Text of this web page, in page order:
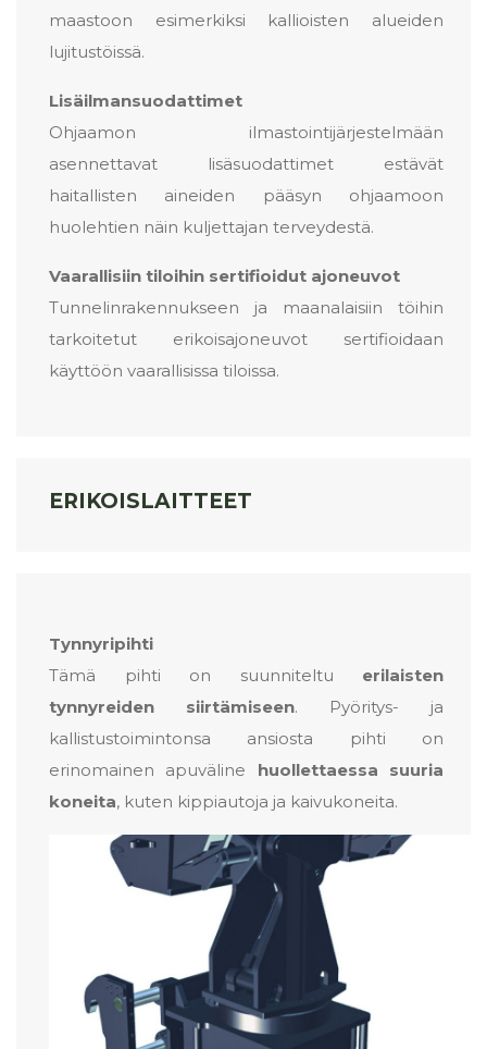
maastoon esimerkiksi kallioisten alueiden
lujitustöissä.
Lisäilmansuodattimet
Ohjaamon ilmastointijärjestelmään
asennettavat lisäsuodattimet estävät
haitallisten aineiden pääsyn ohjaamoon
huolehtien näin kuljettajan terveydestä.
Vaarallisiin tiloihin sertifioidut ajoneuvot
Tunnelinrakennukseen ja maanalaisiin töihin
tarkoitetut erikoisajoneuvot sertifioidaan
käyttöön vaarallisissa tiloissa.
ERIKOISLAITTEET
Tynnyripihti
Tämä pihti on suunniteltu erilaisten
tynnyreiden siirtämiseen. Pyöritys- ja
kallistustoimintonsa ansiosta pihti on
erinomainen apuväline huollettaessa suuria
koneita, kuten kippiautoja ja kaivukoneita.